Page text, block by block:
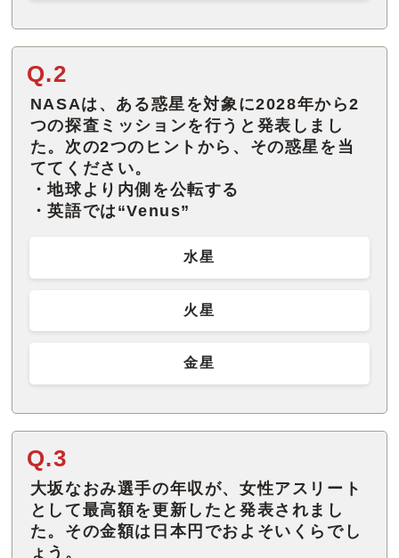
Q.2
NASAは、ある惑星を対象に2028年から2
つの探査ミッションを行うと発表しまし
た。次の2つのヒントから、その惑星を当
ててください。
・地球より内側を公転する
・英語では“Venus”
水星
火星
金星
Q.3
大坂なおみ選手の年収が、女性アスリート
として最高額を更新したと発表されまし
た。その金額は日本円でおよそいくらでし
ょう。